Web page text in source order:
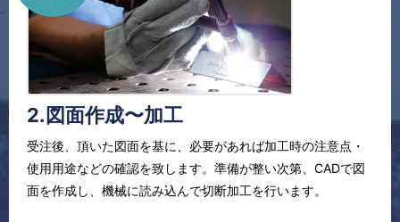
2.図面作成〜加工
受注後、頂いた図面を基に、必要があれば加工時の注意点・
使用用途などの確認を致します。準備が整い次第、CADで図
面を作成し、機械に読み込んで切断加工を行います。